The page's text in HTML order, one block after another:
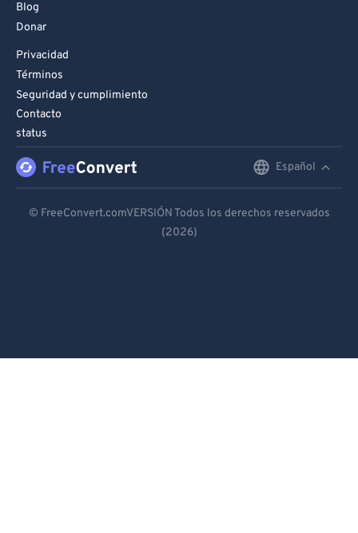
Blog
Donar
Privacidad
Términos
Seguridad y cumplimiento
Contacto
status
Español
Español
© FreeConvert.comVERSIÓN Todos los derechos reservados
(2026)